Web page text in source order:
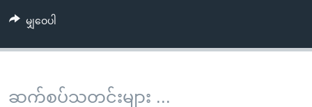
မျှဝေပါ
ဆက်စပ်သတင်းများ ...